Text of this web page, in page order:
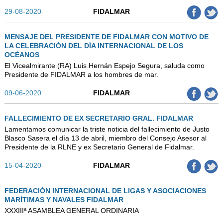
29-08-2020 FIDALMAR
MENSAJE DEL PRESIDENTE DE FIDALMAR CON MOTIVO DE
LA CELEBRACIÓN DEL DÍA INTERNACIONAL DE LOS
OCÉANOS
El Vicealmirante (RA) Luis Hernán Espejo Segura, saluda como
Presidente de FIDALMAR a los hombres de mar.
09-06-2020 FIDALMAR
FALLECIMIENTO DE EX SECRETARIO GRAL. FIDALMAR
Lamentamos comunicar la triste noticia del fallecimiento de Justo
Blasco Sasera el día 13 de abril, miembro del Consejo Asesor al
Presidente de la RLNE y ex Secretario General de Fidalmar.
15-04-2020 FIDALMAR
FEDERACIÓN INTERNACIONAL DE LIGAS Y ASOCIACIONES
MARÍTIMAS Y NAVALES FIDALMAR
XXXIIIª ASAMBLEA GENERAL ORDINARIA